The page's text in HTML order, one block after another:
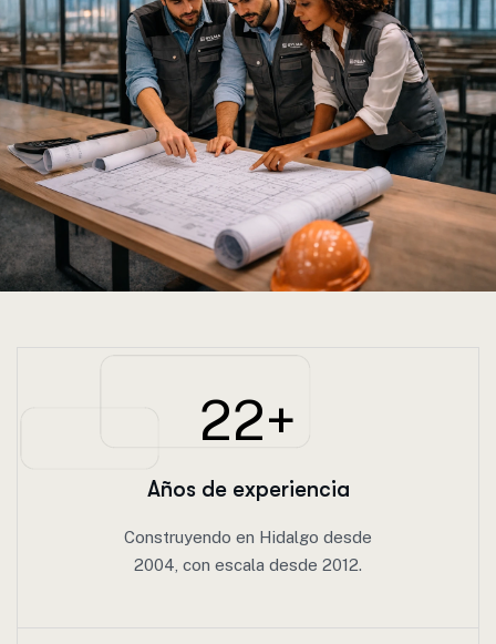
22+
Años de experiencia
Construyendo en Hidalgo desde
2004, con escala desde 2012.